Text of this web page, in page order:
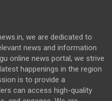
we are dedicated to
news and information
online news portal, we strive
happenings in the region
is to provide a
can access high-quality